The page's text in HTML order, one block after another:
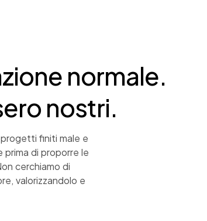
normale.
nostri.
finiti male e
di proporre le
cerchiamo di
valorizzandolo e